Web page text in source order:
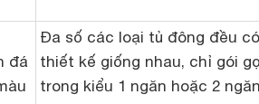
đá
Đa số các loại tủ đông đều có
thiết kế giống nhau, chỉ gói
trong kiểu 1 ngăn hoặc 2